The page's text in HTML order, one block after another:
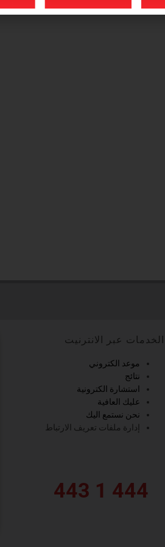
الخدمات عبر الانترنيت
موعد الكتروني
نتائج
استشارة الكترونية
عليك العافية
نحن نستمع اليك
إدارة ملفات تعريف الارتباط
444 1 443